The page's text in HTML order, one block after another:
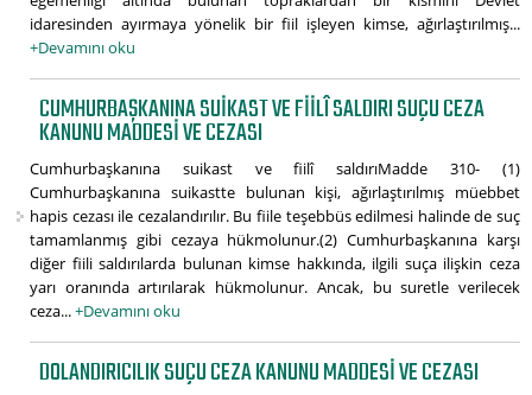
idaresinden ayırmaya yönelik bir fiil işleyen kimse, ağırlaştırılmış...
+Devamını oku
CUMHURBAŞKANINA SUIKAST VE FIILÎ SALDIRI SUÇU CEZA
KANUNU MADDESI VE CEZASI
Cumhurbaşkanına suikast ve fiilî saldırıMadde 310- (1)
Cumhurbaşkanına suikastte bulunan kişi, ağırlaştırılmış müebbet
hapis cezası ile cezalandırılır. Bu fiile teşebbüs edilmesi halinde de suç
tamamlanmış gibi cezaya hükmolunur.(2) Cumhurbaşkanına karşı
diğer fiili saldırılarda bulunan kimse hakkında, ilgili suça ilişkin ceza
yarı oranında artırılarak hükmolunur. Ancak, bu suretle verilecek
ceza...+Devamını oku
DOLANDIRICILIK SUÇU CEZA KANUNU MADDESI VE CEZASI